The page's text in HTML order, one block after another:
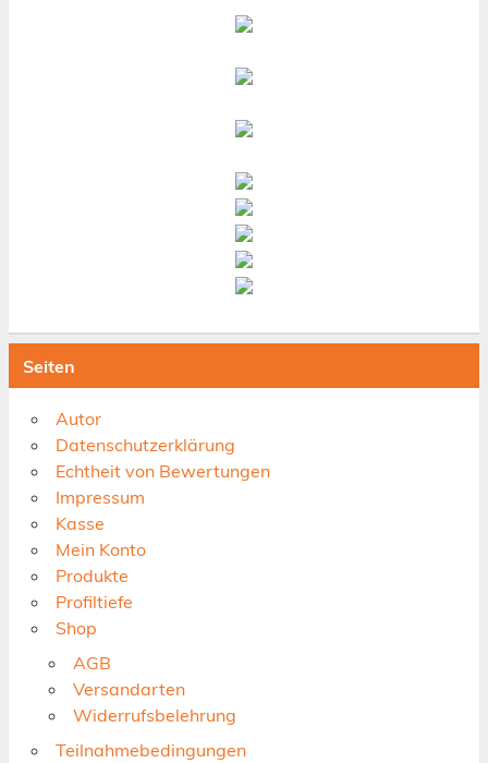
Seiten
Autor
Datenschutzerklärung
Echtheit von Bewertungen
Impressum
Kasse
Mein Konto
Produkte
Profiltiefe
Shop
AGB
Versandarten
Widerrufsbelehrung
Teilnahmebedingungen